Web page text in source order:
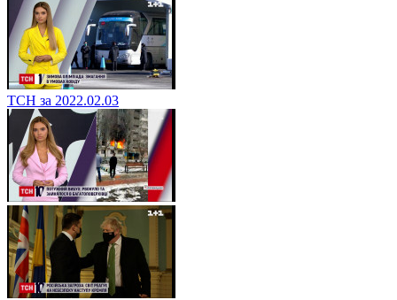
ТСН за 2022.02.03